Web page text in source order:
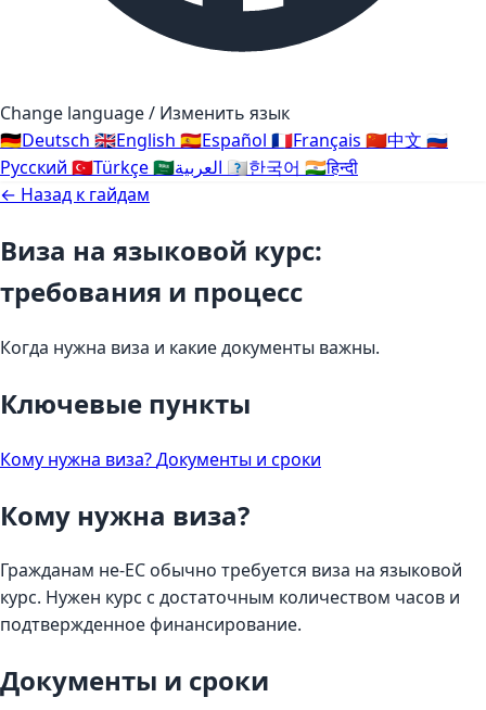
Change language / Изменить язык
🇩🇪Deutsch 🇬🇧English 🇪🇸Español 🇫🇷Français 🇨🇳中文 🇷🇺
Русский 🇹🇷Türkçe🇸🇦 🇰🇷한국어 🇮🇳हिन्दी
← Назад к гайдам
Виза на языковой курс:
требования и процесс
Когда нужна виза и какие документы важны.
Ключевые пункты
Кому нужна виза?Документы и сроки
Кому нужна виза?
Гражданам не‑ЕС обычно требуется виза на языковой
курс. Нужен курс с достаточным количеством часов и
подтвержденное финансирование.
Документы и сроки